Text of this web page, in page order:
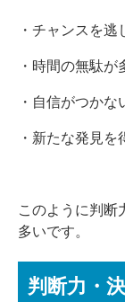
・チャンスを逃
・時間の無駄が
・自信がつかな
・新たな発見を
このように判断
多いです。
判断力・